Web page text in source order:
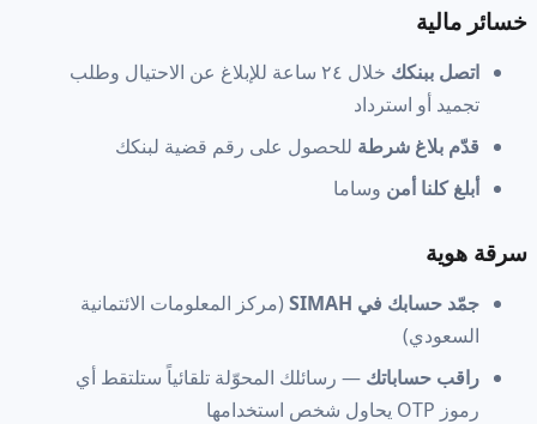
خسائر مالية
اتصل ببنكك
خلال ٢٤ ساعة للإبلاغ عن الاحتيال وطلب
تجميد أو استرداد
قدّم بلاغ شرطة للحصول على رقم قضية لبنكك
أبلغ كلنا أمن وساما
سرقة هوية
جمّد حسابك في SIMAH
(مركز المعلومات الائتمانية
السعودي)
راقب حساباتك — رسائلك المحوّلة تلقائياً ستلتقط أي
رموز OTP يحاول شخص استخدامها